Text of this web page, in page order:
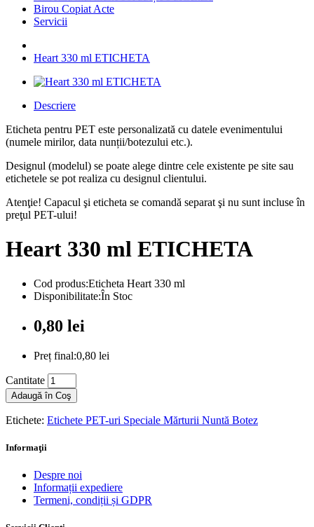
Birou Copiat Acte
Servicii
Heart 330 ml ETICHETA
Descriere
Eticheta pentru PET este personalizată cu datele evenimentului
(numele mirilor, data nunții/botezului etc.).
Designul (modelul) se poate alege dintre cele existente pe site sau
etichetele se pot realiza cu designul clientului.
Atenţie! Capacul şi eticheta se comandă separat şi nu sunt incluse în
preţul PET-ului!
Heart 330 ml ETICHETA
Cod produs:Eticheta Heart 330 ml
Disponibilitate:În Stoc
0,80 lei
Preț final:0,80 lei
Cantitate
Adaugă în Coş
Etichete: Etichete PET-uri Speciale Mărturii Nuntă Botez
Informaţii
Despre noi
Informații expediere
Termeni, condiții și GDPR